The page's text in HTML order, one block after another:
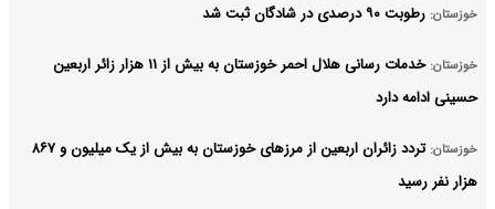
خوزستان: رطوبت ۹۰ درصدی در شادگان ثبت شد
خوزستان:
خدمات رسانی هلال احمر خوزستان به بیش از ۱۱ هزار زائر اربعین
حسینی ادامه دارد
خوزستان:
تردد زائران اربعین از مرزهای خوزستان به بیش از یک میلیون و ۸۶۷
هزار نفر رسید